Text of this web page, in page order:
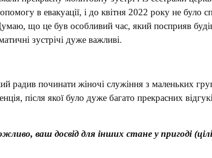
в евакуації, і до квітня 2022 року не було
що це був особливий час, який посприяв
зустрічі дуже важливі.
радив починати жіночі служіння з маленьких
після якої було дуже багато прекрасних
ваш досвід для інших стане у пригоді